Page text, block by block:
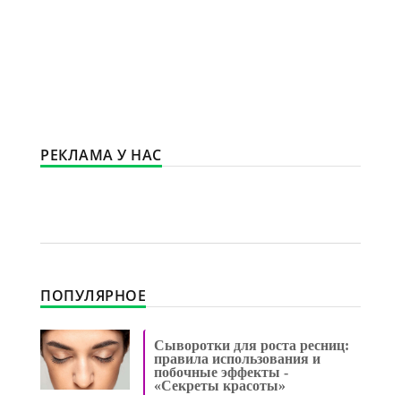
РЕКЛАМА У НАС
ПОПУЛЯРНОЕ
Сыворотки для роста ресниц:
правила использования и
побочные эффекты -
«Секреты красоты»